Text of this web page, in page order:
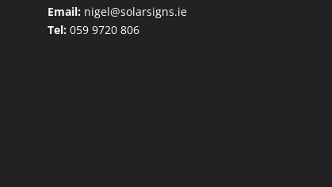
Email: nigel@solarsigns.ie
Tel: 059 9720 806